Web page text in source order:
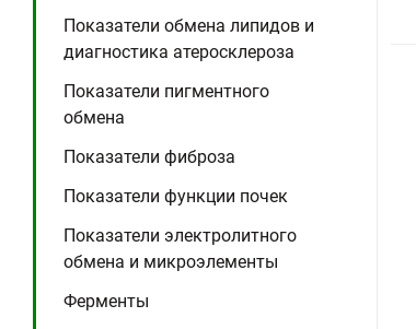
Показатели обмена липидов и
диагностика атеросклероза
Показатели пигментного
обмена
Показатели фиброза
Показатели функции почек
Показатели электролитного
обмена и микроэлементы
Ферменты